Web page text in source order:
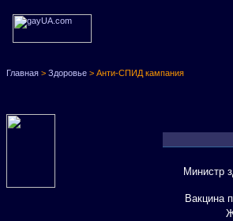
Главная > Здоровье > Анти-СПИД кампания
Министр
Вакцина